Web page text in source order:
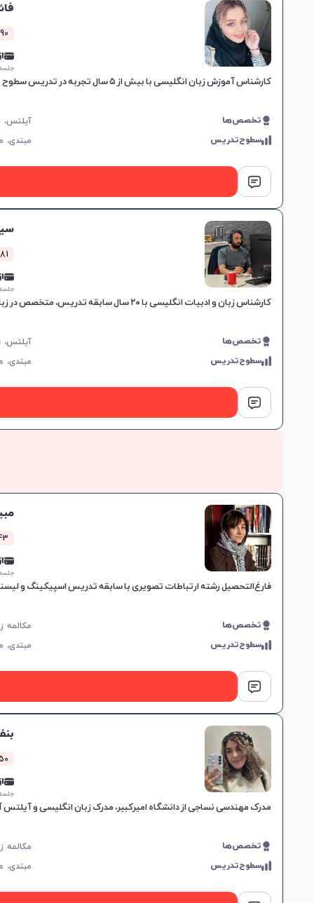
590
از
جلسه ۱
کارشناس آموزش زبان انگلیسی با بیش از ۵ سال تجربه در تدریس سطوح Pre-IELTS و IELTS، مهارت‌های کلیدی در آموزش موثر زبان‌آموزان را ارائه می‌دهد.
تخصص‌ها
سطوح‌تدریس مبتدی،
381
از
جلسه ۱
کارشناس زبان و ادبیات انگلیسی با ۲۰ سال سابقه تدریس، متخصص در زبان جنرال و آزمون‌های بین‌المللی مانند IELTS و TOEFL، مناسب برای تمامی سطوح و اهداف آموزشی.
تخصص‌ها
سطوح‌تدریس مبتدی،
1443
از
جلسه ۱
فارغ‌التحصیل رشته ارتباطات تصویری با سابقه تدریس اسپیکینگ و
تخصص‌ها
سطوح‌تدریس مبتدی،
50 کلاس
از
جلسه ۱
مدرک مهندسی نساجی از دانشگاه امیرکبیر، مدرک زبان انگلیسی و آیلتس آکادمیک با نمره ۷.۵، تجربه تدریس زبان از ۷ سال پیش،
تخصص‌ها
سطوح‌تدریس مبتدی،